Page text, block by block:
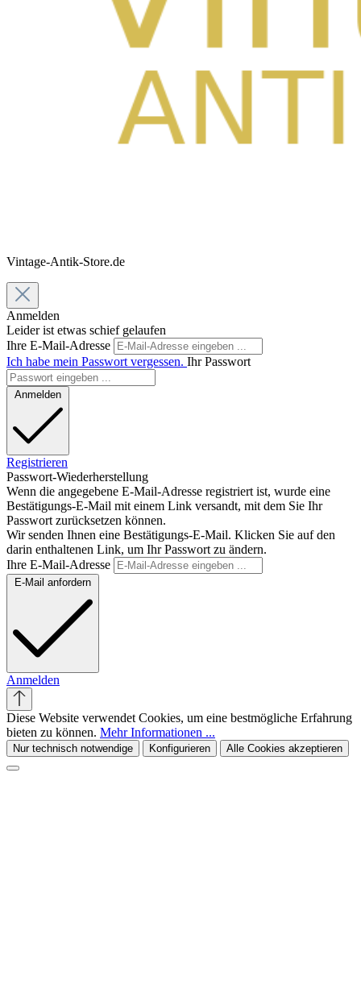
Vintage-Antik-Store.de
Anmelden
Leider ist etwas schief gelaufen
Ihre E-Mail-Adresse
Ich habe mein Passwort vergessen. Ihr Passwort
Anmelden
Registrieren
Passwort-Wiederherstellung
Wenn die angegebene E-Mail-Adresse registriert ist, wurde eine
Bestätigungs-E-Mail mit einem Link versandt, mit dem Sie Ihr
Passwort zurücksetzen können.
Wir senden Ihnen eine Bestätigungs-E-Mail. Klicken Sie auf den
darin enthaltenen Link, um Ihr Passwort zu ändern.
Ihre E-Mail-Adresse
E-Mail anfordern
Anmelden
Diese Website verwendet Cookies, um eine bestmögliche Erfahrung
bieten zu können. Mehr Informationen ...
Nur technisch notwendige Konfigurieren Alle Cookies akzeptieren